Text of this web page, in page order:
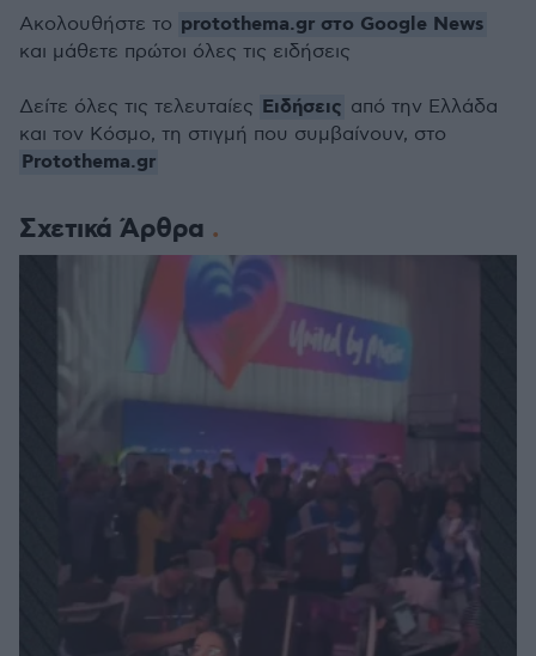
Σχετικά Άρθρα
Ακολουθήστε το protothema.gr στο Google News
και μάθετε πρώτοι όλες τις ειδήσεις
Δείτε όλες τις τελευταίες Ειδήσεις από την Ελλάδα
και τον Κόσμο, τη στιγμή που συμβαίνουν, στο
Protothema.gr